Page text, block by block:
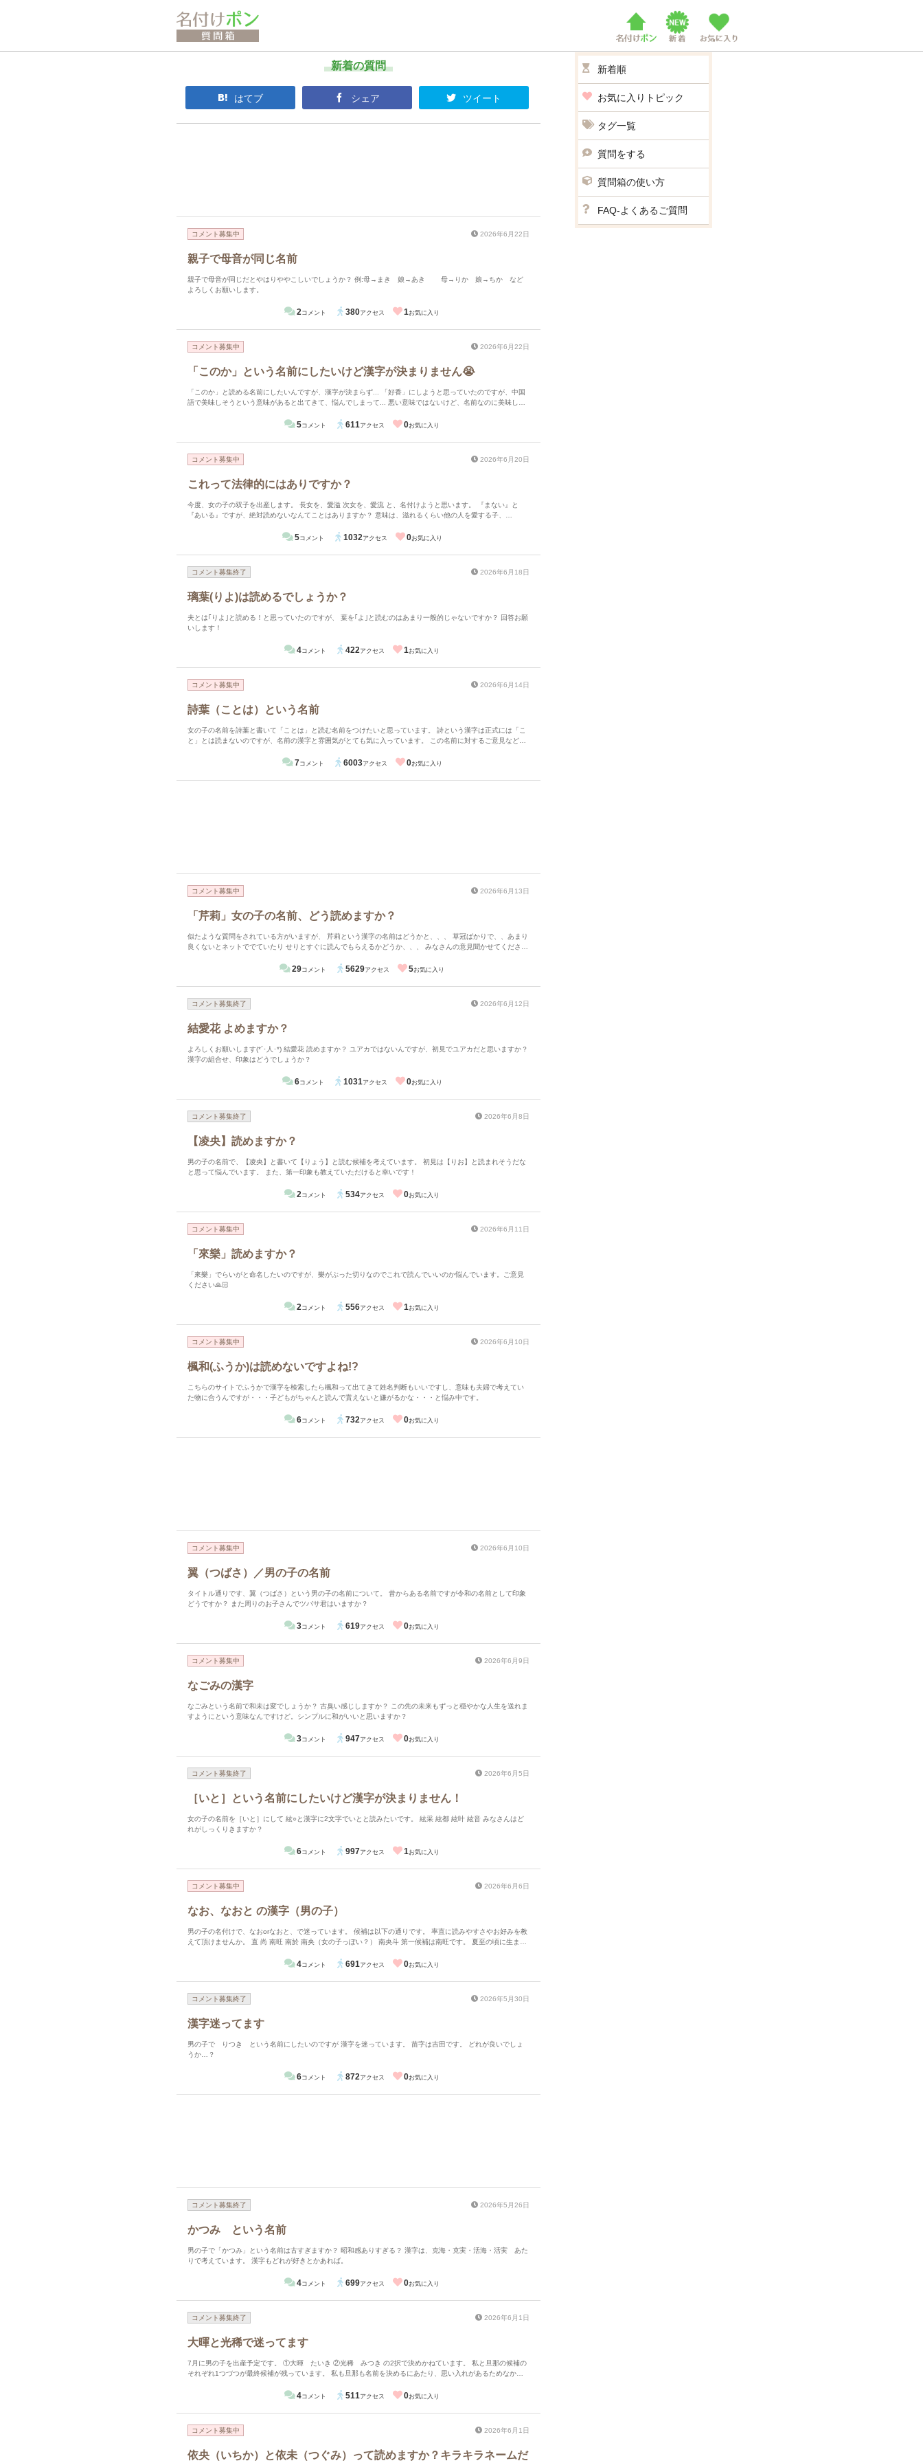
新着の質問
はてブ シェア ツイート
コメント募集中 2026年6月22日
親子で母音が同じ名前
親子で母音が同じだとやはりややこしいでしょうか？ 例:母→まき 娘→あき 母→りか 娘→ちか など
よろしくお願いします。
2コメント 380アクセス 1お気に入り
コメント募集中 2026年6月22日
「このか」という名前にしたいけど漢字が決まりません😭
「このか」と読める名前にしたいんですが、漢字が決まらず... 「好香」にしようと思っていたのですが、中国
語で美味しそうという意味があると出てきて、悩んでしまって... 悪い意味ではないけど、名前なのに美味しそ
いかなと思っているのですが、色々と調べていると心を「こ」「ここ」と読むのは心のぶった斬りだとか出て
よろしくお願いします。 ※ちなみに「好花」は画数が悪くあんまりです...
5コメント 611アクセス 0お気に入り
コメント募集中 2026年6月20日
これって法律的にはありですか？
今度、女の子の双子を出産します。 長女を、愛溢 次女を、愛流 と、名付けようと思います。 『まない』と
『あいる』ですが、絶対読めないなんてことはありますか？ 意味は、溢れるくらい他の人を愛する子、
5コメント 1032アクセス 0お気に入り
コメント募集終了 2026年6月18日
璃葉(りよ)は読めるでしょうか？
夫とは｢りよ｣と読める！と思っていたのですが、 葉を｢よ｣と読むのはあまり一般的じゃないですか？ 回答お願
いします！
4コメント 422アクセス 1お気に入り
コメント募集中 2026年6月14日
詩葉（ことは）という名前
女の子の名前を詩葉と書いて「ことは」と読む名前をつけたいと思っています。 詩という漢字は正式には「こ
と」とは読まないのですが、名前の漢字と雰囲気がとても気に入っています。 この名前に対するご意見などを
7コメント 6003アクセス 0お気に入り
コメント募集中 2026年6月13日
「芹莉」女の子の名前、どう読めますか？
似たような質問をされている方がいますが、 芹莉という漢字の名前はどうかと、、、 草冠ばかりで、、あまり
良くないとネットででていたり せりとすぐに読んでもらえるかどうか、、、 みなさんの意見聞かせてくださ
29コメント 5629アクセス 5お気に入り
コメント募集終了 2026年6月12日
結愛花 よめますか？
よろしくお願いします(*´･人･*) 結愛花 読めますか？ ユアカではないんですが、初見でユアカだと思いますか？
漢字の組合せ、印象はどうでしょうか？
6コメント 1031アクセス 0お気に入り
コメント募集終了 2026年6月8日
【凌央】読めますか？
男の子の名前で、【凌央】と書いて【りょう】と読む候補を考えています。 初見は【りお】と読まれそうだな
と思って悩んでいます。 また、第一印象も教えていただけると幸いです！
2コメント 534アクセス 0お気に入り
コメント募集中 2026年6月11日
「來樂」読めますか？
「來樂」でらいがと命名したいのですが、樂がぶった切りなのでこれで読んでいいのか悩んでいます。ご意見
ください🙏🏻
2コメント 556アクセス 1お気に入り
コメント募集中 2026年6月10日
楓和(ふうか)は読めないですよね!?
こちらのサイトでふうかで漢字を検索したら楓和って出てきて姓名判断もいいですし、意味も夫婦で考えてい
た物に合うんですが・・・子どもがちゃんと読んで貰えないと嫌がるかな・・・と悩み中です。
6コメント 732アクセス 0お気に入り
コメント募集中 2026年6月10日
翼（つばさ）／男の子の名前
タイトル通りです、翼（つばさ）という男の子の名前について。 昔からある名前ですが令和の名前として印象
どうですか？ また周りのお子さんでツバサ君はいますか？
3コメント 619アクセス 0お気に入り
コメント募集中 2026年6月9日
なごみの漢字
なごみという名前で和未は変でしょうか？ 古臭い感じしますか？ この先の未来もずっと穏やかな人生を送れま
すようにという意味なんですけど。シンプルに和がいいと思いますか？
3コメント 947アクセス 0お気に入り
コメント募集終了 2026年6月5日
［いと］という名前にしたいけど漢字が決まりません！
女の子の名前を［いと］にして 絃○と漢字に2文字でいとと読みたいです。 絃采 絃都 絃叶 絃音 みなさんはど
れがしっくりきますか？
6コメント 997アクセス 1お気に入り
コメント募集中 2026年6月6日
なお、なおと の漢字（男の子）
男の子の名付けで、なおorなおと、で迷っています。 候補は以下の通りです。 率直に読みやすさやお好みを教
えて頂けませんか。 直 尚 南旺 南於 南央（女の子っぽい？） 南央斗 第一候補は南旺です。 夏至の頃に生まれ
いことが気になっています。 上の子の名前とも意味がリンクするので気に入っています。 直や尚は読みやすい
4コメント 691アクセス 0お気に入り
コメント募集終了 2026年5月30日
漢字迷ってます
男の子で りつき という名前にしたいのですが 漢字を迷っています。 苗字は吉田です。 どれが良いでしょ
うか…？
6コメント 872アクセス 0お気に入り
コメント募集終了 2026年5月26日
かつみ という名前
男の子で「かつみ」という名前は古すぎますか？ 昭和感ありすぎる？ 漢字は、克海・克実・活海・活実 あた
りで考えています。 漢字もどれが好きとかあれば。
4コメント 699アクセス 0お気に入り
コメント募集終了 2026年6月1日
大暉と光稀で迷ってます
7月に男の子を出産予定です。 ①大暉 たいき ②光稀 みつき の2択で決めかねています。 私と旦那の候補の
それぞれ1つづつが最終候補が残っています。 私も旦那も名前を決めるにあたり、思い入れがあるためなかな
さんのご意見お聞かせください。 回答よろしくお願いします
4コメント 511アクセス 0お気に入り
コメント募集中 2026年6月1日
依央（いちか）と依未（つぐみ）って読めますか？キラキラネームだ
新着順
お気に入りトピック
タグ一覧
質問をする
質問箱の使い方
FAQ-よくあるご質問